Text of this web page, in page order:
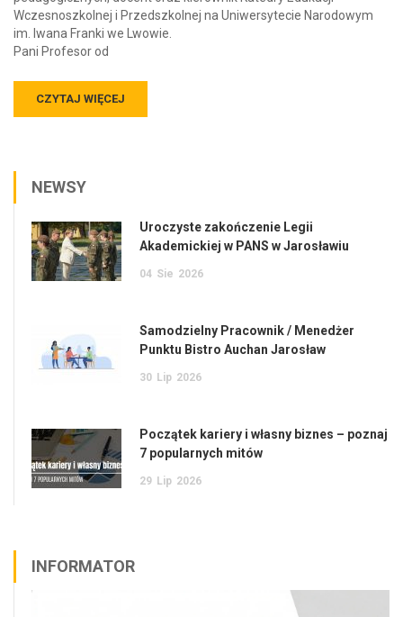
Wczesnoszkolnej i Przedszkolnej na Uniwersytecie Narodowym
im. Iwana Franki we Lwowie.
Pani Profesor od
CZYTAJ WIĘCEJ
NEWSY
Uroczyste zakończenie Legii
Akademickiej w PANS w Jarosławiu
04 Sie 2026
Samodzielny Pracownik / Menedżer
Punktu Bistro Auchan Jarosław
30 Lip 2026
Początek kariery i własny biznes – poznaj
7 popularnych mitów
29 Lip 2026
INFORMATOR